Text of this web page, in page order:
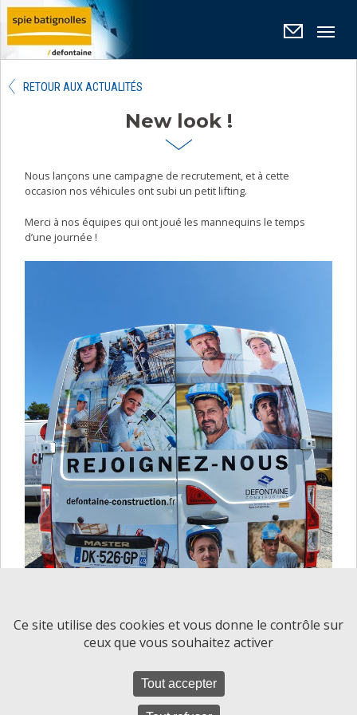
RETOUR AUX ACTUALITÉS
New look !
Nous lançons une campagne de recrutement, et à cette
occasion nos véhicules ont subi un petit lifting.
Merci à nos équipes qui ont joué les mannequins le temps
d’une journée !
Panneau de gestion des cookies
Ce site utilise des cookies et vous donne le contrôle sur
ceux que vous souhaitez activer
Tout accepter